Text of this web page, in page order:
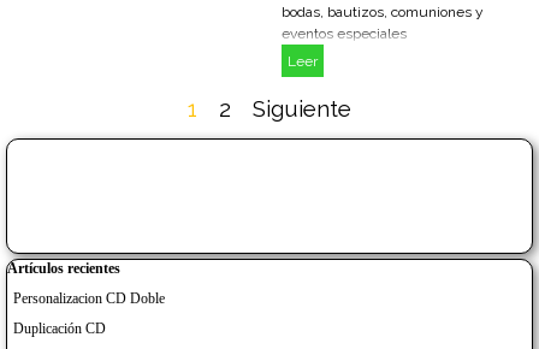
bodas, bautizos, comuniones y
eventos especiales
Leer
Página actual:
1 Ir a la página:
2
Siguiente
Saltar el bloque
Saltar el bloque Artículos recientes
Artículos recientes
Personalizacion CD Doble
Duplicación CD